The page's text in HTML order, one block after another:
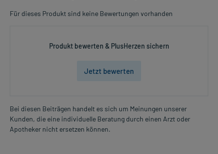
Für dieses Produkt sind keine Bewertungen vorhanden
Produkt bewerten & PlusHerzen sichern
Jetzt bewerten
Bei diesen Beiträgen handelt es sich um Meinungen unserer
Kunden, die eine individuelle Beratung durch einen Arzt oder
Apotheker nicht ersetzen können.